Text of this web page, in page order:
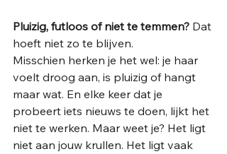
Pluizig, futloos of niet te temmen? Dat
hoeft niet zo te blijven.
Misschien herken je het wel: je haar
voelt droog aan, is pluizig of hangt
maar wat. En elke keer dat je
probeert iets nieuws te doen, lijkt het
niet te werken. Maar weet je? Het ligt
niet aan jouw krullen. Het ligt vaak